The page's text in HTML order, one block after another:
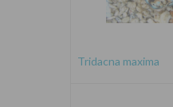
Tridacna maxima